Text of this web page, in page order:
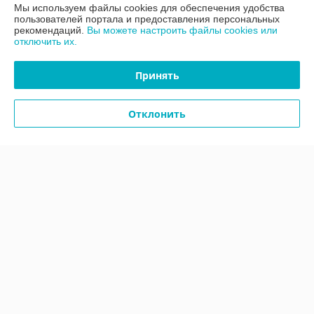
ул. Аннаева 84/7,комната 1-6, Минск, Беларусь
Контакты
Сегодня работает с 09:00 до 17:00
Показать весь график работы
Мы используем файлы cookies для обеспечения удобства
пользователей портала и предоставления персональных
рекомендаций. Вы можете настроить файлы cookies или
отключить их.
Принять
Отклонить